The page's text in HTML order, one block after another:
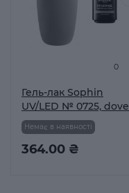
0
Гель-лак Sophin
UV/LED № 0725, dove
364.00 ₴
Немає в наявності